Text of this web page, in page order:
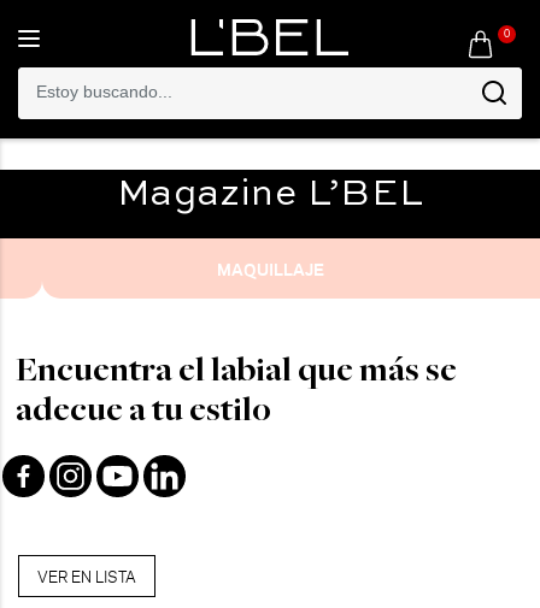
0
Magazine L’BEL
MAQUILLAJE
Encuentra el labial que más se
adecue a tu estilo
VER EN LISTA